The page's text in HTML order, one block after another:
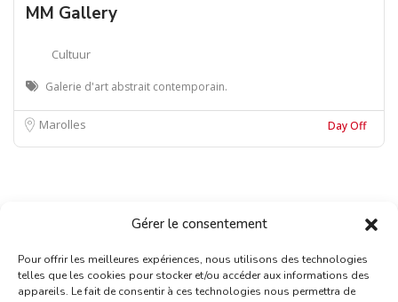
Gérer le consentement
Pour offrir les meilleures expériences, nous utilisons des technologies
telles que les cookies pour stocker et/ou accéder aux informations des
appareils. Le fait de consentir à ces technologies nous permettra de
MM Gallery
Cultuur
Galerie d'art abstrait contemporain.
Marolles Day Off